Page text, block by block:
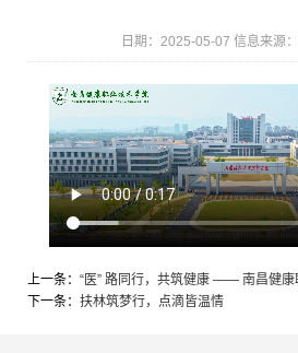
日期：2025-05-07 信息来源
上一条：“医” 路同行，共筑健康 —— 南昌健
下一条：扶林筑梦行，点滴皆温情